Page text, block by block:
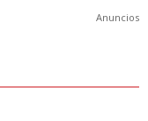
Anuncios